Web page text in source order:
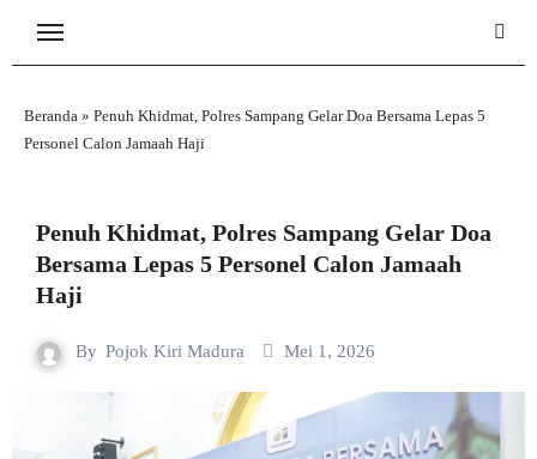
Beranda» Penuh Khidmat, Polres Sampang Gelar Doa Bersama Lepas 5
Personel Calon Jamaah Haji
Penuh Khidmat, Polres Sampang Gelar Doa
Bersama Lepas 5 Personel Calon Jamaah
Haji
By Pojok Kiri Madura Mei 1, 2026